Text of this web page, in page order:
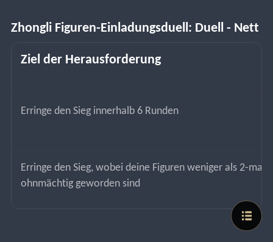
Zhongli Figuren-Einladungsduell: Duell - Nett
Ziel der Herausforderung
Erringe den Sieg innerhalb 6 Runden
Erringe den Sieg, wobei deine Figuren weniger als 2-mal
ohnmächtig geworden sind